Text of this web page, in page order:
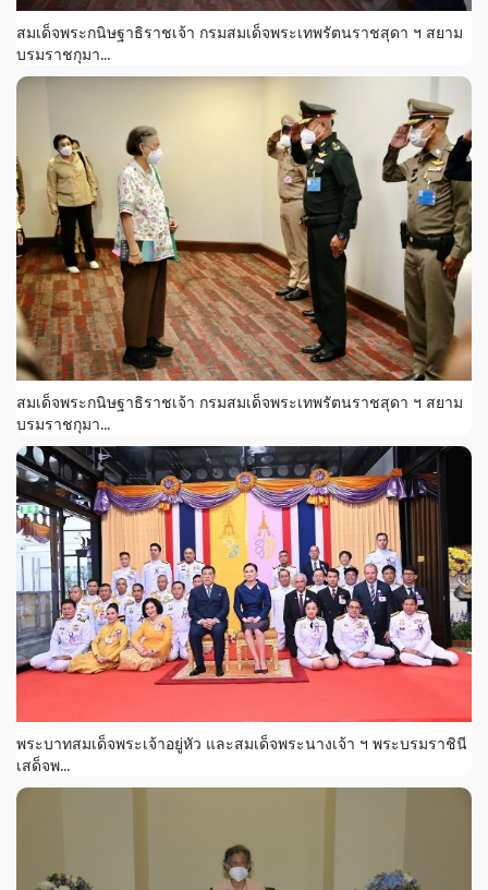
สมเด็จพระกนิษฐาธิราชเจ้า กรมสมเด็จพระเทพรัตนราชสุดา ฯ สยาม
บรมราชกุมา...
สมเด็จพระกนิษฐาธิราชเจ้า กรมสมเด็จพระเทพรัตนราชสุดา ฯ สยาม
บรมราชกุมา...
พระบาทสมเด็จพระเจ้าอยู่หัว และสมเด็จพระนางเจ้า ฯ พระบรมราชินี
เสด็จพ...